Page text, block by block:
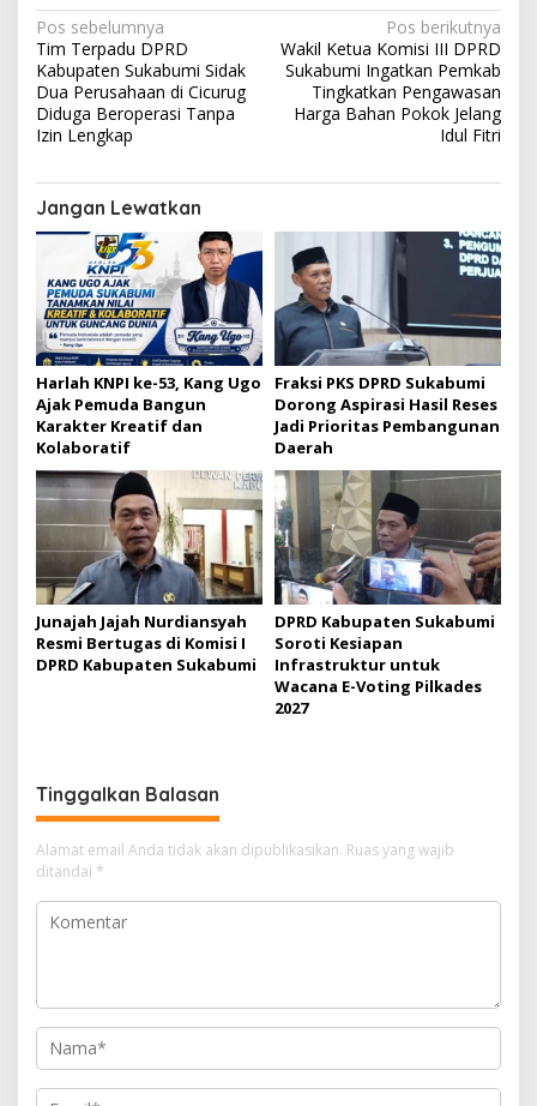
N
a
v
i
a
s
p
o
s
Pos sebelumnya
Tim Terpadu DPRD
Kabupaten Sukabumi Sidak
Dua Perusahaan di Cicurug
Diduga Beroperasi Tanpa
Izin Lengkap
Pos berikutnya
Wakil Ketua Komisi III DPRD
Sukabumi Ingatkan Pemkab
Tingkatkan Pengawasan
Harga Bahan Pokok Jelang
Idul Fitri
Jangan Lewatkan
Harlah KNPI ke-53, Kang Ugo
Ajak Pemuda Bangun
Karakter Kreatif dan
Kolaboratif
Fraksi PKS DPRD Sukabumi
Dorong Aspirasi Hasil Reses
Jadi Prioritas Pembangunan
Daerah
Junajah Jajah Nurdiansyah
Resmi Bertugas di Komisi I
DPRD Kabupaten Sukabumi
DPRD Kabupaten Sukabumi
Soroti Kesiapan
Infrastruktur untuk
Wacana E-Voting Pilkades
2027
Tinggalkan Balasan
Alamat email Anda tidak akan dipublikasikan. Ruas yang wajib
ditandai *